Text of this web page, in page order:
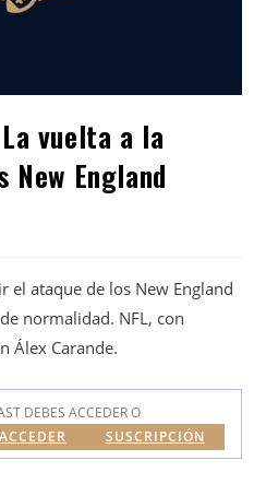
La vuelta a la
New England
el ataque de los New England
normalidad. NFL, con
Álex Carande.
DEBES ACCEDER O
SUSCRIPCIÓN
ACCEDER